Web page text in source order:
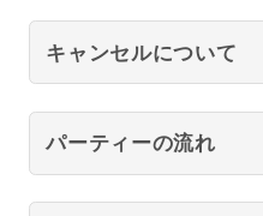
キャンセルについて
パーティーの流れ